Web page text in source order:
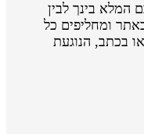
בינך לבין
ומחליפים כל
הנוגעת